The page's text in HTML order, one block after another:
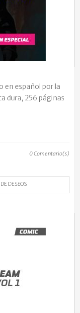
en español por la
dura, 256 páginas
0Comentario(s)
DESEOS